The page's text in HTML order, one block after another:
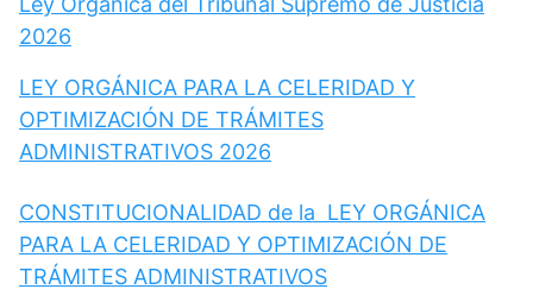
2026
LEY ORGÁNICA PARA LA CELERIDAD Y
OPTIMIZACIÓN DE TRÁMITES
ADMINISTRATIVOS 2026
CONSTITUCIONALIDAD de la LEY ORGÁNICA
PARA LA CELERIDAD Y OPTIMIZACIÓN DE
TRÁMITES ADMINISTRATIVOS